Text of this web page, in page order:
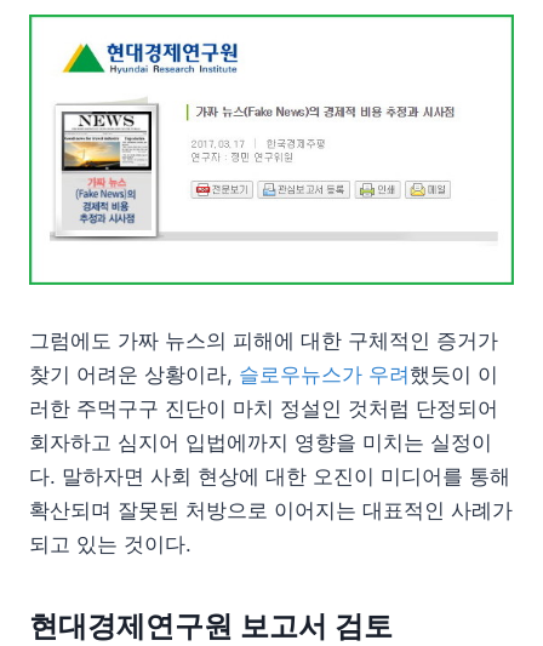
그럼에도 가짜 뉴스의 피해에 대한 구체적인 증거가
찾기 어려운 상황이라, 슬로우뉴스가 우려 했듯이 이
러한 주먹구구 진단이 마치 정설인 것처럼 단정되어
회자하고 심지어 입법에까지 영향을 미치는 실정이
다. 말하자면 사회 현상에 대한 오진이 미디어를 통해
확산되며 잘못된 처방으로 이어지는 대표적인 사례가
되고 있는 것이다.
현대경제연구원 보고서 검토